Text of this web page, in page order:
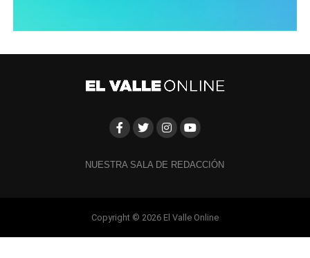
NUESTRA SALA DE REDACCIÓN
Copyright © 2026 El Valle Online